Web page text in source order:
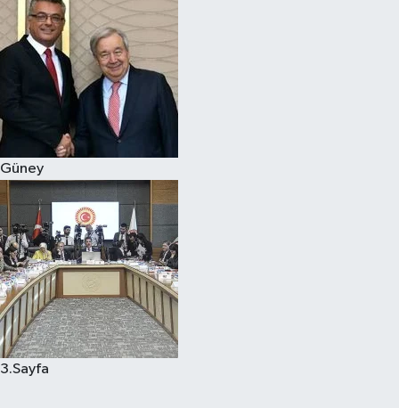
Güney
3.Sayfa